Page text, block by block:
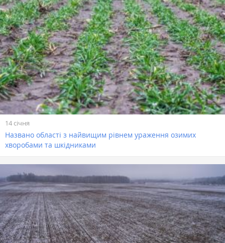
14 січня
Названо області з найвищим рівнем ураження озимих
хворобами та шкідниками